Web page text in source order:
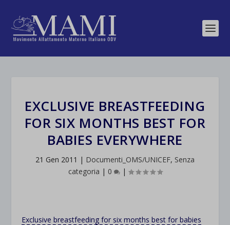
EXCLUSIVE BREASTFEEDING
FOR SIX MONTHS BEST FOR
BABIES EVERYWHERE
21 Gen 2011 | Documenti_OMS/UNICEF, Senza
categoria | 0 |
Exclusive breastfeeding for six months best for babies